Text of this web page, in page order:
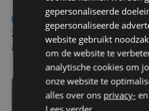
Nieuws
Zwaar ongeval op E403 in
afgesloten
gepersonaliseerde
gepersonaliseerde
website gebruikt
om de website te
analytische cookies om
onze website te
alles over ons privacy- en